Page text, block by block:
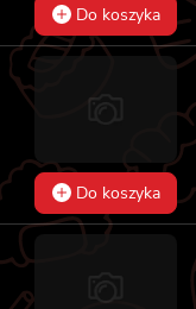
Do koszyka
Do koszyka